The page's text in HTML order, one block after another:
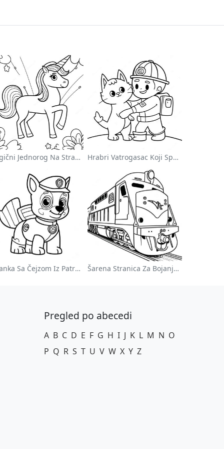
Magični Jednorog Na Stranici Za Bojanje Sa Duškom Hrabri Vatrogasac Koji Spašava Mačku Za Bojanje
Bojanka Sa Čejzom Iz Patrole Pasa Šarena Stranica Za Bojanje Lokomotive
Pregled po abecedi
A B C D E F G H I J K L M N O
P Q R S T U V W X Y Z